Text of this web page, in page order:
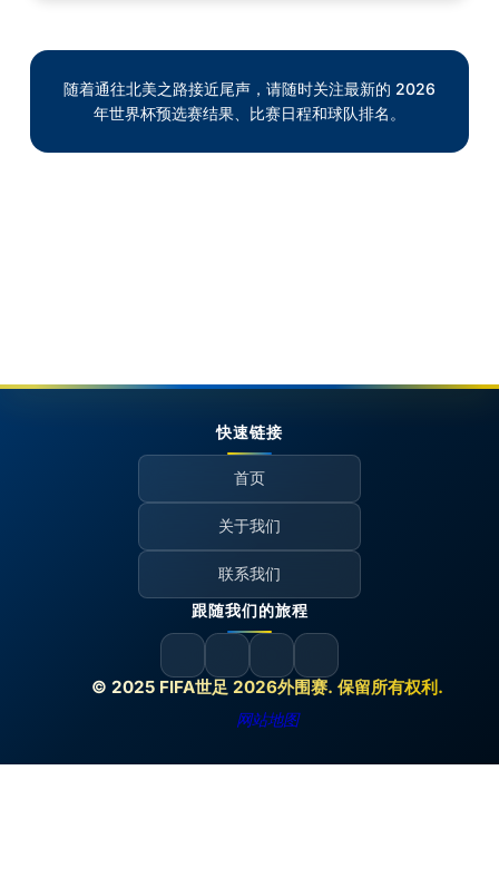
随着通往北美之路接近尾声，请随时关注最新的 2026
年世界杯预选赛结果、比赛日程和球队排名。
© 2025 FIFA世足 2026外围赛. 保留所有权利.
网站地图
快速链接
首页
关于我们
联系我们
跟随我们的旅程